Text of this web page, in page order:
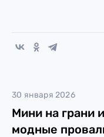
30 января 2026
Мини на грани
модные